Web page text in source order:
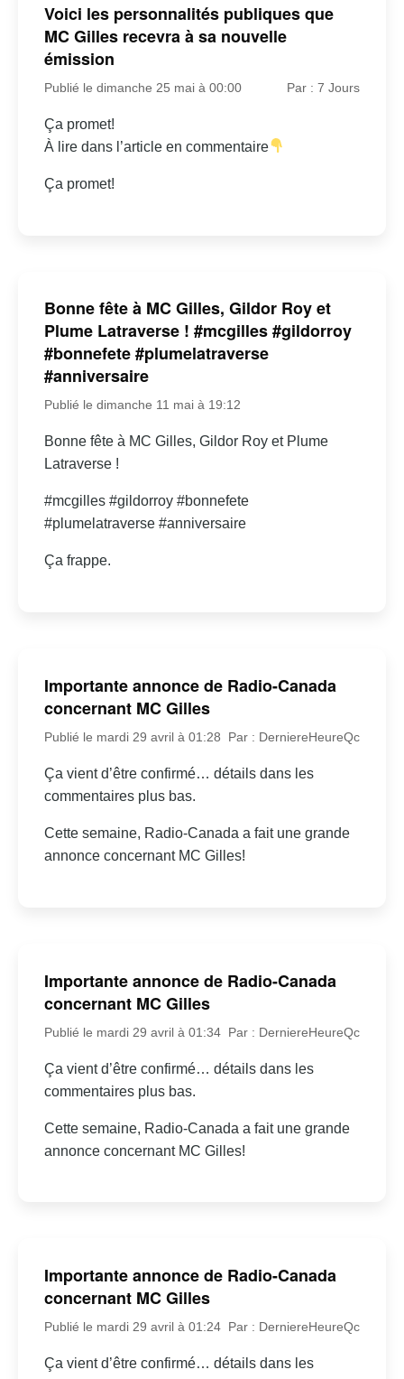
Voici les personnalités publiques que
MC Gilles recevra à sa nouvelle
émission
Publié le dimanche 25 mai à 00:00 Par : 7 Jours
Ça promet!
À lire dans l’article en commentaire
Ça promet!
Bonne fête à MC Gilles, Gildor Roy et
Plume Latraverse ! #mcgilles #gildorroy
#bonnefete #plumelatraverse
#anniversaire
Publié le dimanche 11 mai à 19:12
Bonne fête à MC Gilles, Gildor Roy et Plume
Latraverse !
#mcgilles #gildorroy #bonnefete
#plumelatraverse #anniversaire
Ça frappe.
Importante annonce de Radio-Canada
concernant MC Gilles
Publié le mardi 29 avril à 01:28 Par : DerniereHeureQc
Ça vient d’être confirmé… détails dans les
commentaires plus bas.
Cette semaine, Radio-Canada a fait une grande
annonce concernant MC Gilles!
Importante annonce de Radio-Canada
concernant MC Gilles
Publié le mardi 29 avril à 01:34 Par : DerniereHeureQc
Ça vient d’être confirmé… détails dans les
commentaires plus bas.
Cette semaine, Radio-Canada a fait une grande
annonce concernant MC Gilles!
Importante annonce de Radio-Canada
concernant MC Gilles
Publié le mardi 29 avril à 01:24 Par : DerniereHeureQc
Ça vient d’être confirmé… détails dans les